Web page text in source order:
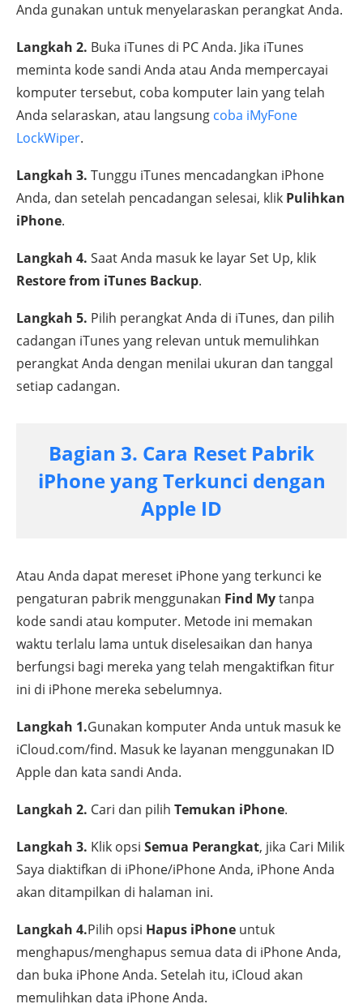
Anda gunakan untuk menyelaraskan perangkat Anda.
Langkah 2. Buka iTunes di PC Anda. Jika iTunes
meminta kode sandi Anda atau Anda mempercayai
komputer tersebut, coba komputer lain yang telah
Anda selaraskan, atau langsung coba iMyFone
LockWiper.
Langkah 3. Tunggu iTunes mencadangkan iPhone
Anda, dan setelah pencadangan selesai, klik Pulihkan
iPhone.
Langkah 4. Saat Anda masuk ke layar Set Up, klik
Restore from iTunes Backup.
Langkah 5. Pilih perangkat Anda di iTunes, dan pilih
cadangan iTunes yang relevan untuk memulihkan
perangkat Anda dengan menilai ukuran dan tanggal
setiap cadangan.
Bagian 3. Cara Reset Pabrik
iPhone yang Terkunci dengan
Apple ID
Atau Anda dapat mereset iPhone yang terkunci ke
pengaturan pabrik menggunakan Find Mytanpa
kode sandi atau komputer. Metode ini memakan
waktu terlalu lama untuk diselesaikan dan hanya
berfungsi bagi mereka yang telah mengaktifkan fitur
ini di iPhone mereka sebelumnya.
Langkah 1.Gunakan komputer Anda untuk masuk ke
iCloud.com/find. Masuk ke layanan menggunakan ID
Apple dan kata sandi Anda.
Langkah 2. Cari dan pilih Temukan iPhone.
Langkah 3. Klik opsi Semua Perangkat, jika Cari Milik
Saya diaktifkan di iPhone/iPhone Anda, iPhone Anda
akan ditampilkan di halaman ini.
Langkah 4.Pilih opsi Hapus iPhone untuk
menghapus/menghapus semua data di iPhone Anda,
dan buka iPhone Anda. Setelah itu, iCloud akan
memulihkan data iPhone Anda.